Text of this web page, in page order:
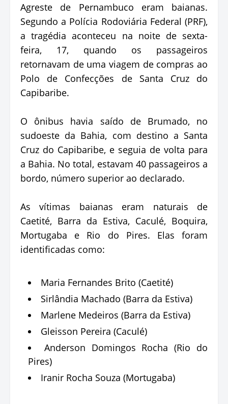
Agreste de Pernambuco eram baianas.
Segundo a Polícia Rodoviária Federal (PRF),
a tragédia aconteceu na noite de sexta-
feira, 17, quando os passageiros
retornavam de uma viagem de compras ao
Polo de Confecções de Santa Cruz do
Capibaribe.
O ônibus havia saído de Brumado, no
sudoeste da Bahia, com destino a Santa
Cruz do Capibaribe, e seguia de volta para
a Bahia. No total, estavam 40 passageiros a
bordo, número superior ao declarado.
As vítimas baianas eram naturais de
Caetité, Barra da Estiva, Caculé, Boquira,
Mortugaba e Rio do Pires. Elas foram
identificadas como:
Maria Fernandes Brito (Caetité)
Sirlândia Machado (Barra da Estiva)
Marlene Medeiros (Barra da Estiva)
Gleisson Pereira (Caculé)
Anderson Domingos Rocha (Rio do
Pires)
Iranir Rocha Souza (Mortugaba)